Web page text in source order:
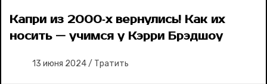
Капри из 2000‑х вернулись! Как их
носить — учимся у Кэрри Брэдшоу
13 июня 2024/ Тратить